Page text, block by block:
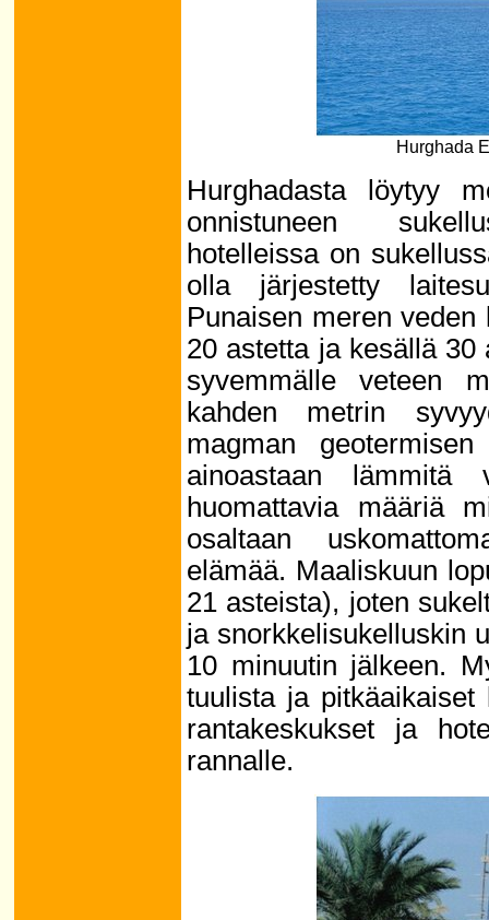
Hurghada
Hurghadasta löytyy
onnistuneen
hotelleissa on
olla järjestetty
Punaisen meren
20 astetta ja kesällä
syvemmälle veteen
kahden metrin
magman
ainoastaan lämmitä
huomattavia määriä
osaltaan
elämää. Maaliskuun
21 asteista), joten
ja snorkkelisukelluskin
10 minuutin jälkeen.
tuulista ja
rantakeskukset ja
rannalle.